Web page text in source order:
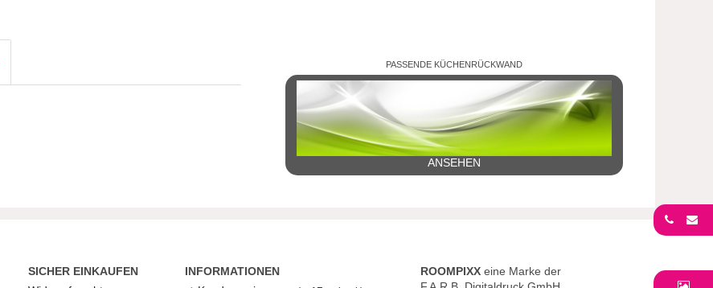
PASSENDE KÜCHENRÜCKWAND
ANSEHEN
SICHER EINKAUFEN
INFORMATIONEN
ROOMPIXXeine Marke der